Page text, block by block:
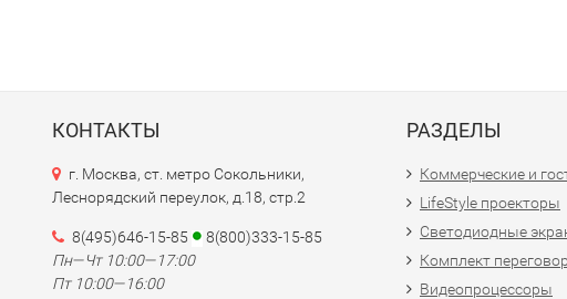
КОНТАКТЫ
г. Москва, ст. метро Сокольники,
Леснорядский переулок, д.18, стр.2
8(495)646-15-85
8(800)333-15-85
Пн—Чт 10:00—17:00
Пт 10:00—16:00
РАЗДЕЛЫ
Коммерческие и
LifeStyle проекторы
Светодиодные
Комплект
Видеопроцессоры